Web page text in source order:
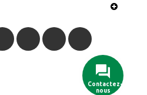
Contactez-
nous